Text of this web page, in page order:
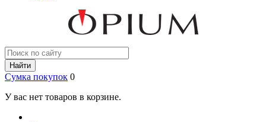
Найти
Сумка покупок 0
У вас нет товаров в корзине.